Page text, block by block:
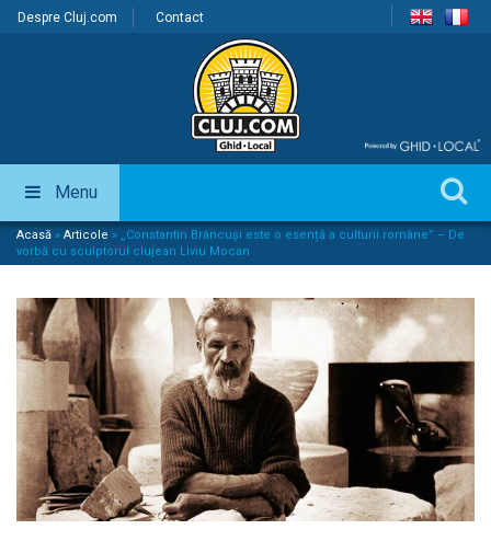
Despre Cluj.com Contact
Menu
Acasă » Articole » „Constantin Brâncuși este o esență a culturii române” – De
vorbă cu sculptorul clujean Liviu Mocan